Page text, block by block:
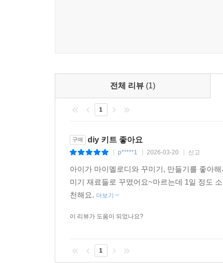
전체 리뷰 (1)
1
구매 diy 키트 좋아요
p*****1 2026-03-20 신고
아이가 마이멜로디와 꾸미기, 만들기를 좋아
미기 재료들로 꾸몄어요~마르는데 1일 정도
천해요. 더보기
이 리뷰가 도움이 되었나요?
1